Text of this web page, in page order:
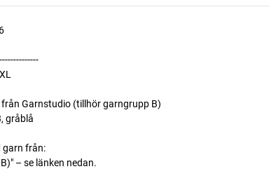
från Garnstudio (tillhör garngrupp B)
gråblå
garn från:
– se länken nedan.